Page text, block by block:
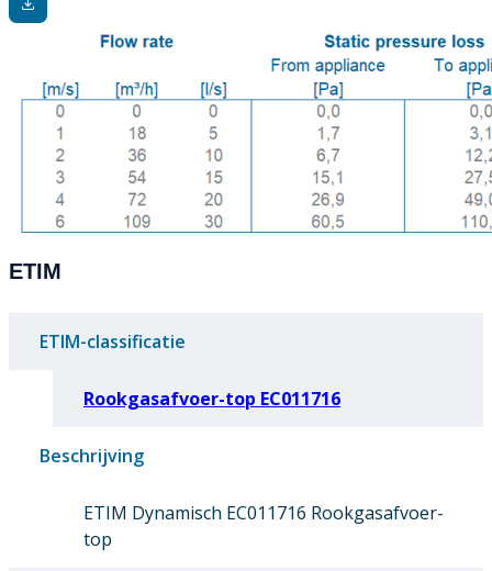
ETIM
ETIM-classificatie
Rookgasafvoer-top EC011716
Beschrijving
ETIM Dynamisch EC011716 Rookgasafvoer-
top